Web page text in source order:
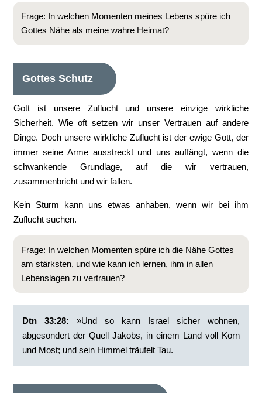
Frage: In welchen Momenten meines Lebens spüre ich
Gottes Nähe als meine wahre Heimat?
Gottes Schutz
Gott ist unsere Zuflucht und unsere einzige wirkliche
Sicherheit. Wie oft setzen wir unser Vertrauen auf andere
Dinge. Doch unsere wirkliche Zuflucht ist der ewige Gott, der
immer seine Arme ausstreckt und uns auffängt, wenn die
schwankende Grundlage, auf die wir vertrauen,
zusammenbricht und wir fallen.
Kein Sturm kann uns etwas anhaben, wenn wir bei ihm
Zuflucht suchen.
Frage: In welchen Momenten spüre ich die Nähe Gottes
am stärksten, und wie kann ich lernen, ihm in allen
Lebenslagen zu vertrauen?
Dtn 33:28: ‭»Und so kann Israel sicher wohnen,
abgesondert der Quell Jakobs, in einem Land voll Korn
und Most; und sein Himmel träufelt Tau.